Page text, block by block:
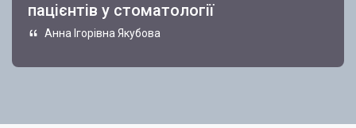
пацієнтів у стоматології
Анна Ігорівна Якубова